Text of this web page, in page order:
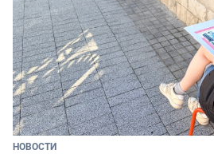
НОВОСТИ